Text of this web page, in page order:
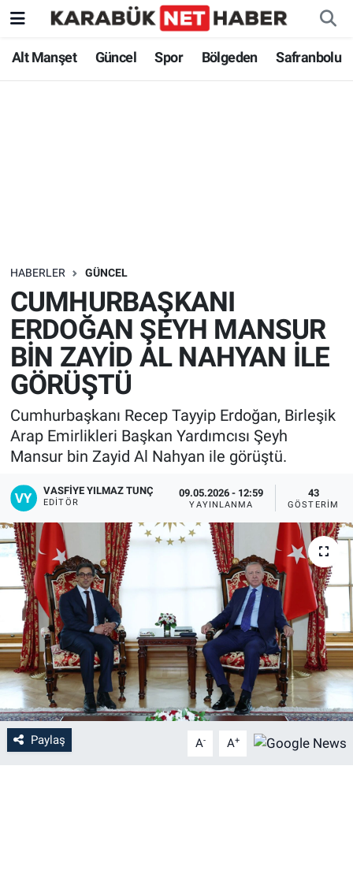
Alt Manşet Güncel Spor Bölgeden Safranbolu
HABERLER GÜNCEL
CUMHURBAŞKANI
ERDOĞAN ŞEYH MANSUR
BİN ZAYİD AL NAHYAN İLE
GÖRÜŞTÜ
Cumhurbaşkanı Recep Tayyip Erdoğan, Birleşik
Arap Emirlikleri Başkan Yardımcısı Şeyh
Mansur bin Zayid Al Nahyan ile görüştü.
VASFIYE YILMAZ TUNÇ
EDITÖR
09.05.2026 - 12:59
YAYINLANMA
43
GÖSTERIM
Paylaş A- A+